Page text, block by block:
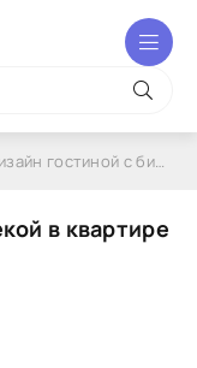
гостиной с библиотекой в квартире (78 фото)
в квартире